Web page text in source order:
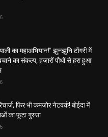
का महाअभियान!” झुनझुनि टोंगरी में
का संकल्प, हजारों पौधों से हरा हुआ
फिर भी कमजोर नेटवर्क! बोईदा में
का फूटा गुस्सा